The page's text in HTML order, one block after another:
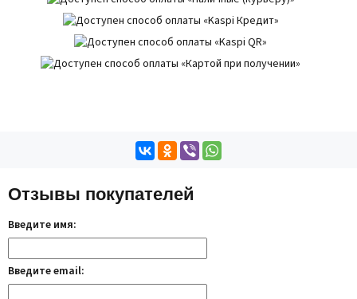
Отзывы покупателей
Введите имя:
Введите email: